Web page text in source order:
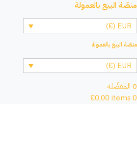
منصّة البيع بالعمولة
EUR (€)
منصّة البيع بالعمولة
EUR (€)
0 المفضّلة
0
items
€0,00